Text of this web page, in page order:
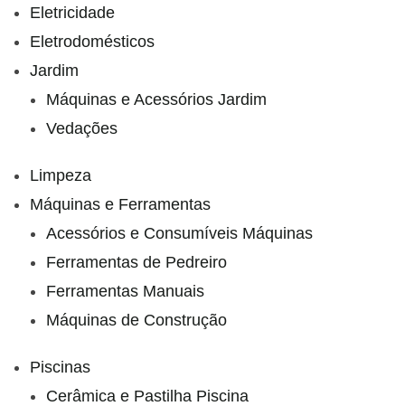
Eletricidade
Eletrodomésticos
Jardim
Máquinas e Acessórios Jardim
Vedações
Limpeza
Máquinas e Ferramentas
Acessórios e Consumíveis Máquinas
Ferramentas de Pedreiro
Ferramentas Manuais
Máquinas de Construção
Piscinas
Cerâmica e Pastilha Piscina